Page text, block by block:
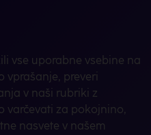
vse uporabne vsebine na
vprašanje, preveri
v naši rubriki z
varčevati za pokojnino,
nasvete v našem